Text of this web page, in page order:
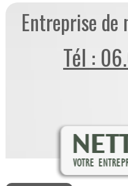
Entreprise
Tél :